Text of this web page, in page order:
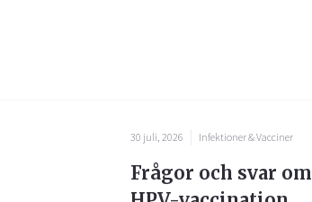
30 juli, 2026 Infektioner & Vacciner
Frågor och svar om